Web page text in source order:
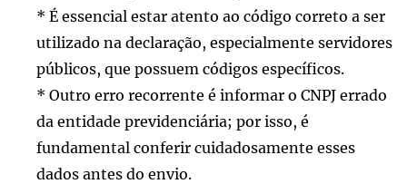
* É essencial estar atento ao código correto a ser
utilizado na declaração, especialmente servidores
públicos, que possuem códigos específicos.
* Outro erro recorrente é informar o CNPJ errado
da entidade previdenciária; por isso, é
fundamental conferir cuidadosamente esses
dados antes do envio.